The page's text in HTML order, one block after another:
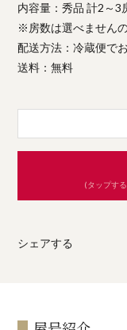
内容量：秀品 計2～
※房数は選べません
配送方法：冷蔵便で
送料：無料
(タップす
シェアする